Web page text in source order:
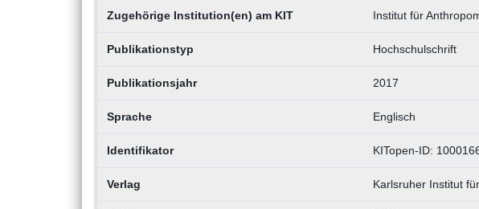
Zugehörige Institution(en) am KIT Institut für
Publikationstyp Hochschulschrift
Publikationsjahr 2017
Sprache Englisch
Identifikator KITopen-ID:
Verlag Karlsruher Institut